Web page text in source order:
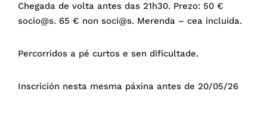
Chegada de volta antes das 21h30. Prezo: 50 €
socio@s. 65 € non soci@s. Merenda – cea incluída.
Percorridos a pé curtos e sen dificultade.
Inscrición nesta mesma páxina antes de 20/05/26